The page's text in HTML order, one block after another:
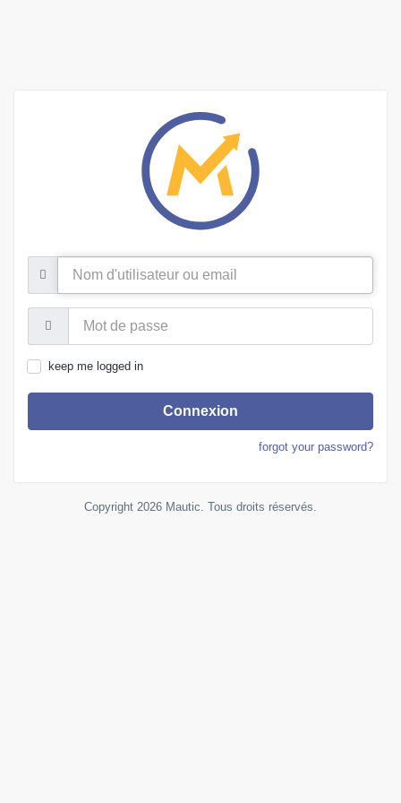
d'utilisateur
ou
email
passe:
keep me logged in
Connexion
forgot your password?
Copyright 2026 Mautic. Tous droits réservés.